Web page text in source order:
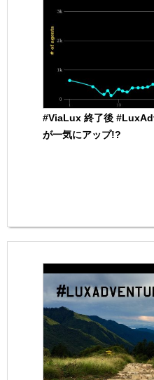
#ViaLux 終了後
が一気にアップ!?